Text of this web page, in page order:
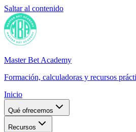
Saltar al contenido
Master Bet Academy
Formación, calculadoras y recursos
Inicio
Qué ofrecemos
Recursos